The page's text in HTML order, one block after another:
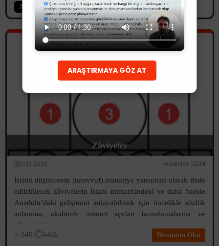
Sanat Tarihi
Zâviyeler
🗓️01.12.2025 ✏️Serdar UZUN
İslami düşüncenin (tasavvuf) mimariye yansıması olarak ifade
edilebilecek zâviyelerin İslam mimarisindeki ve daha özelde
Anadolu’daki gelişimini anlayabilmek için öncelikle sözlük
anlamına, akabinde mimari açıdan tanımlamalarına ve
zâviyelerin oluşum...
⚡️ 840 ⏱️44dk Devamını Oku
ARAŞTIRMAYA GÖZ AT